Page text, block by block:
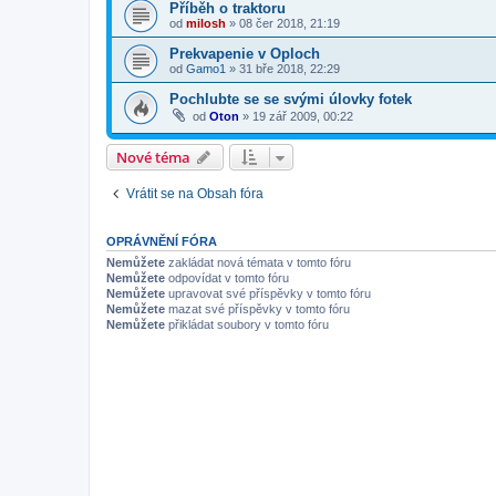
Příběh o traktoru
od milosh » 08 čer 2018, 21:19
Prekvapenie v Oploch
od Gamo1 » 31 bře 2018, 22:29
Pochlubte se se svými úlovky fotek
od Oton » 19 zář 2009, 00:22
Nové téma
Vrátit se na Obsah fóra
OPRÁVNĚNÍ FÓRA
Nemůžete zakládat nová témata v tomto fóru
Nemůžete odpovídat v tomto fóru
Nemůžete upravovat své příspěvky v tomto fóru
Nemůžete mazat své příspěvky v tomto fóru
Nemůžete přikládat soubory v tomto fóru